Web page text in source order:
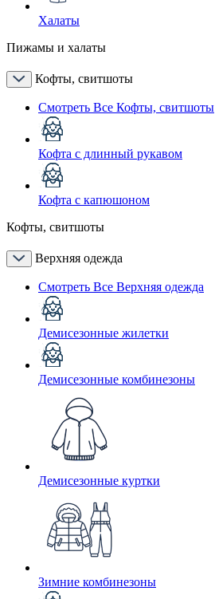
Халаты
Пижамы и халаты
Кофты, свитшоты
Смотреть Все Кофты, свитшоты
Кофта с длинный рукавом
Кофта с капюшоном
Кофты, свитшоты
Верхняя одежда
Смотреть Все Верхняя одежда
Демисезонные жилетки
Демисезонные комбинезоны
Демисезонные куртки
Зимние комбинезоны